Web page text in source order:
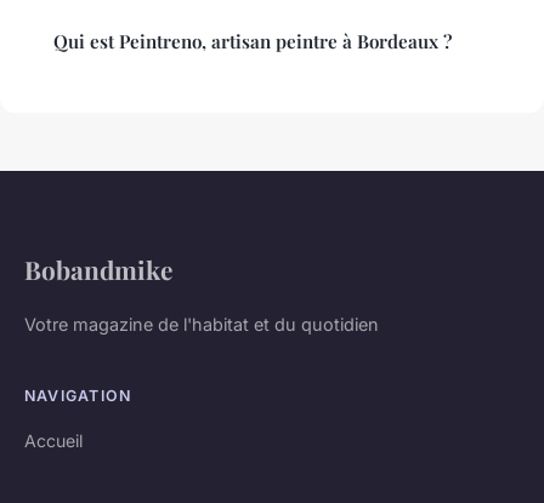
Qui est Peintreno, artisan peintre à Bordeaux ?
Bobandmike
Votre magazine de l'habitat et du quotidien
NAVIGATION
Accueil